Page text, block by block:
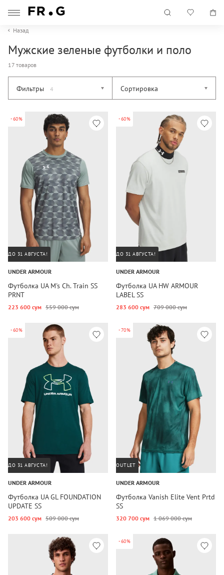
Назад
Мужские зеленые футболки и поло
17 товаров
Фильтры 4 Сортировка
-60%
ДО 31 АВГУСТА!
UNDER ARMOUR
Футболка UA M's Ch. Train SS
PRNT
223 600 сум 559 000 сум
-60%
ДО 31 АВГУСТА!
UNDER ARMOUR
Футболка UA HW ARMOUR
LABEL SS
283 600 сум 709 000 сум
-60%
ДО 31 АВГУСТА!
UNDER ARMOUR
Футболка UA GL FOUNDATION
UPDATE SS
203 600 сум 509 000 сум
-70%
OUTLET
UNDER ARMOUR
Футболка Vanish Elite Vent Prtd
SS
320 700 сум 1 069 000 сум
-60%